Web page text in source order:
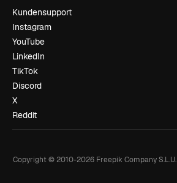
Kundensupport
Instagram
YouTube
LinkedIn
TikTok
Discord
X
Reddit
Copyright © 2010-2026Freepik Company S.L.U.